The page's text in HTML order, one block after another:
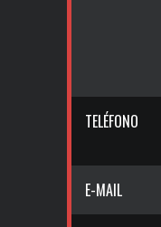
TELÉFONO
E-MAIL